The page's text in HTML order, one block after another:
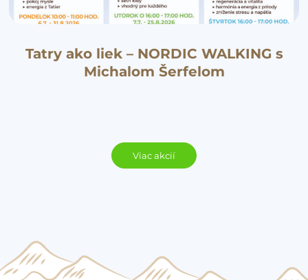
Tatry ako liek – NORDIC WALKING s
Michalom Šerfelom
Viac akcií